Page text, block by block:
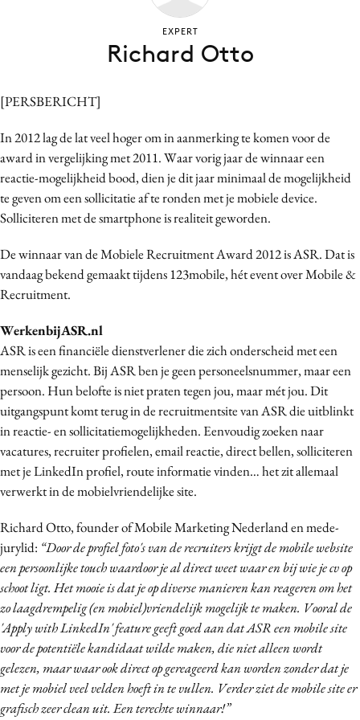
Craft
Customer Experience
Data & Insights
Design
Digital transformation
Effectiviteit
Gedragsverandering
Influencer marketing
Interne communicatie
Martech
Media
Merkstrategie
PR
Programmatic
Purpose Marketing
Reputatie & crisis
[PERSBERICHT]
In 2012 lag de lat veel hoger om in aanmerking te komen voor de
award in vergelijking met 2011. Waar vorig jaar de winnaar een
reactie-mogelijkheid bood, dien je dit jaar minimaal de mogelijkheid
te geven om een sollicitatie af te ronden met je mobiele device.
Solliciteren met de smartphone is realiteit geworden.
De winnaar van de Mobiele Recruitment Award 2012 is ASR. Dat is
vandaag bekend gemaakt tijdens 123mobile, hét event over Mobile &
Recruitment.
WerkenbijASR.nl
ASR is een financiële dienstverlener die zich onderscheid met een
menselijk gezicht. Bij ASR ben je geen personeelsnummer, maar een
persoon. Hun belofte is niet praten tegen jou, maar mét jou. Dit
uitgangspunt komt terug in de recruitmentsite van ASR die uitblinkt
in reactie- en sollicitatiemogelijkheden. Eenvoudig zoeken naar
vacatures, recruiter profielen, email reactie, direct bellen, solliciteren
met je LinkedIn profiel, route informatie vinden… het zit allemaal
verwerkt in de mobielvriendelijke site.
Richard Otto, founder of Mobile Marketing Nederland en mede-
jurylid: “Door de profiel foto's van de recruiters krijgt de mobile website
een persoonlijke touch waardoor je al direct weet waar en bij wie je cv op
schoot ligt. Het mooie is dat je op diverse manieren kan reageren om het
zo laagdrempelig (en mobiel)vriendelijk mogelijk te maken. Vooral de
'Apply with LinkedIn' feature geeft goed aan dat ASR een mobile site
voor de potentiële kandidaat wilde maken, die niet alleen wordt
gelezen, maar waar ook direct op gereageerd kan worden zonder dat je
met je mobiel veel velden hoeft in te vullen. Verder ziet de mobile site er
grafisch zeer clean uit. Een terechte winnaar!”
EXPERT
Richard Otto